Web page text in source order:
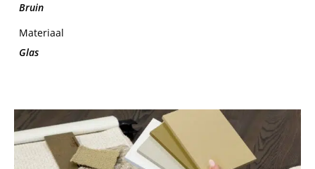
Bruin
Materiaal
Glas